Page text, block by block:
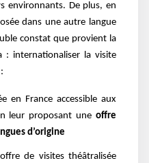
environnants. De plus, en
dans une autre langue
constat que provient la
: internationaliser la visite
:
en France accessible aux
leur proposant une offre
d’origine
de visites théâtralisée